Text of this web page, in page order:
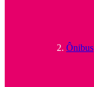
Ônibus